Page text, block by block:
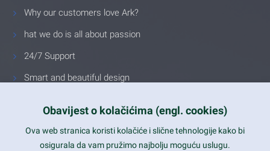
Why our customers love Ark?
hat we do is all about passion
24/7 Support
Smart and beautiful design
Latest trends and much more...
Obavijest o kolačićima (engl. cookies)
Ova web stranica koristi kolačiće i slične tehnologije kako bi
osigurala da vam pružimo najbolju moguću uslugu.